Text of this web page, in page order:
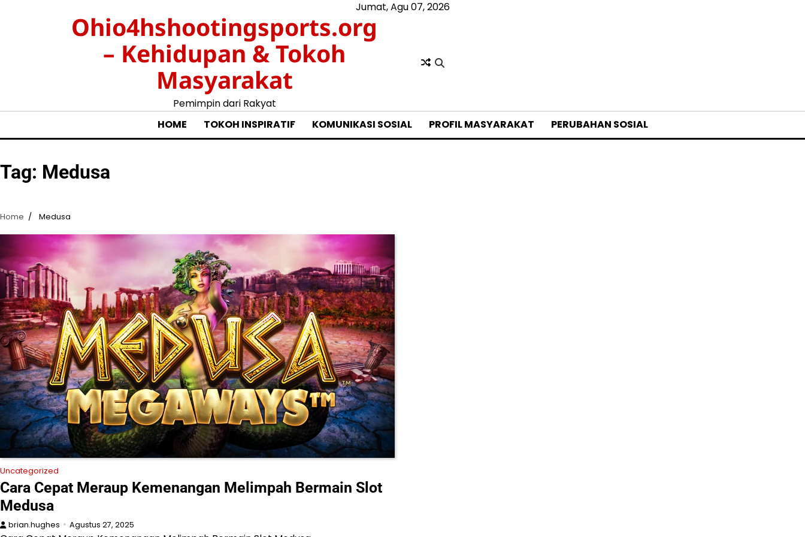
Jumat, Agu 07, 2026
Ohio4hshootingsports.org
– Kehidupan & Tokoh
Masyarakat
Pemimpin dari Rakyat
HOME
TOKOH INSPIRATIF KOMUNIKASI SOSIAL PROFIL MASYARAKAT PERUBAHAN SOSIAL
Tag: Medusa
Home Medusa
Uncategorized
Cara Cepat Meraup Kemenangan Melimpah Bermain Slot
Medusa
brian.hughes Agustus 27, 2025